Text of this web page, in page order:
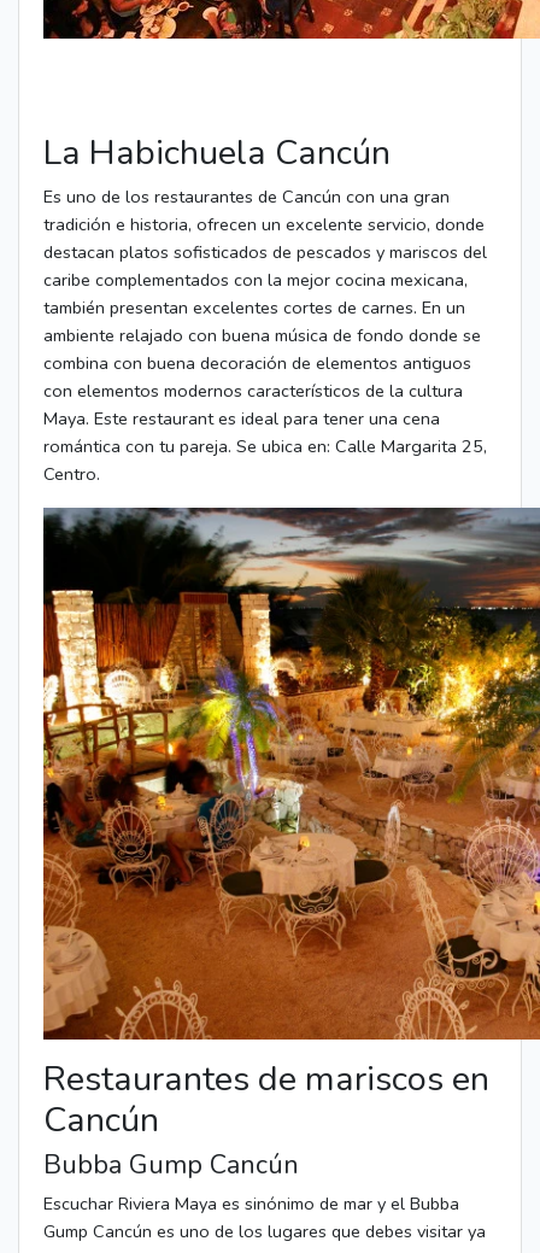
La Habichuela Cancún
Es uno de los restaurantes de Cancún con una gran
tradición e historia, ofrecen un excelente servicio, donde
destacan platos sofisticados de pescados y mariscos del
caribe complementados con la mejor cocina mexicana,
también presentan excelentes cortes de carnes. En un
ambiente relajado con buena música de fondo donde se
combina con buena decoración de elementos antiguos
con elementos modernos característicos de la cultura
Maya. Este restaurant es ideal para tener una cena
romántica con tu pareja. Se ubica en: Calle Margarita 25,
Centro.
Restaurantes de mariscos en
Cancún
Bubba Gump Cancún
Escuchar Riviera Maya es sinónimo de mar y el Bubba
Gump Cancún es uno de los lugares que debes visitar ya